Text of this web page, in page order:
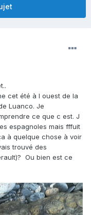
cet été à l ouest de la
Luanco. Je
ce que c est. J
espagnoles mais fffuit
à quelque chose à voir
trouvé des
Ou bien est ce